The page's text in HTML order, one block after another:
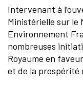
Intervenant à
Ministérielle sur le
Environnement
nombreuses
Royaume en
et de la prospérité